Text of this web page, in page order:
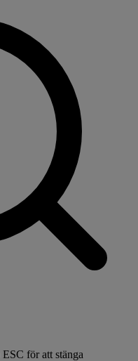
ESC för att stänga